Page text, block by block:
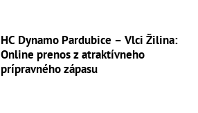
HC Dynamo Pardubice – Vlci Žilina:
Online prenos z atraktívneho
prípravného zápasu